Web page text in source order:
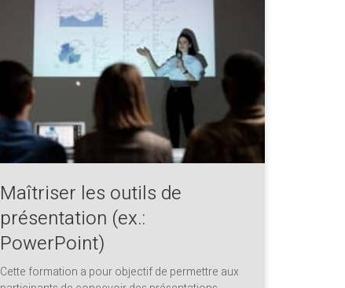
Maîtriser les outils de
présentation (ex.:
PowerPoint)
Cette formation a pour objectif de permettre aux